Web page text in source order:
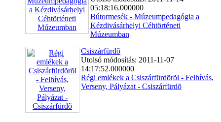
05:18:16.000000
Bútormesék - Múzeumpedagógia a
Kézdivásárhelyi Céhtörténeti
Múzeumban
Csiszárfürdõ
Utolsó módosítás: 2011-11-07
14:17:52.000000
Régi emlékek a Csiszárfürdõrõl - Felhívás,
Verseny, Pályázat - Csiszárfürdõ